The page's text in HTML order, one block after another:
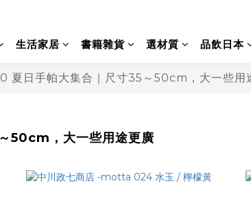
生活家居 書籍雜貨 選材質 品飲日本
夏日手帕大集合｜尺寸35～50cm，大一些用
50cm，大一些用途更廣